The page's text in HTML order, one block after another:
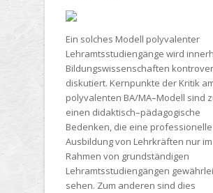
Ein solches Modell polyvalenter
Lehramtsstudiengänge wird
Bildungswissenschaften
diskutiert. Kernpunkte der Kritik
polyvalenten BA/MA–Modell sind
einen didaktisch–pädagogische
Bedenken, die eine professionelle
Ausbildung von Lehrkräften nur im
Rahmen von grundständigen
Lehramtsstudiengängen
sehen. Zum anderen sind dies